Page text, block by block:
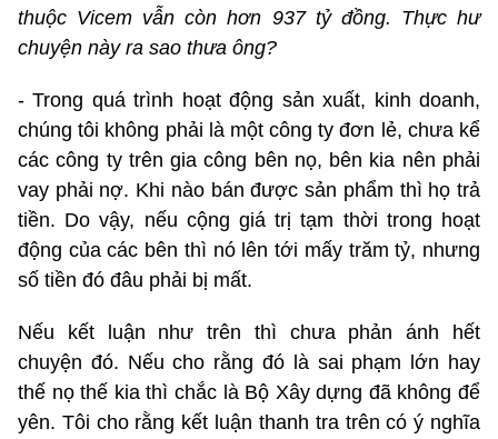
thuộc Vicem vẫn còn hơn 937 tỷ đồng. Thực hư
chuyện này ra sao thưa ông?
- Trong quá trình hoạt động sản xuất, kinh doanh,
chúng tôi không phải là một công ty đơn lẻ, chưa kể
các công ty trên gia công bên nọ, bên kia nên phải
vay phải nợ. Khi nào bán được sản phẩm thì họ trả
tiền. Do vậy, nếu cộng giá trị tạm thời trong hoạt
động của các bên thì nó lên tới mấy trăm tỷ, nhưng
số tiền đó đâu phải bị mất.
Nếu kết luận như trên thì chưa phản ánh hết
chuyện đó. Nếu cho rằng đó là sai phạm lớn hay
thế nọ thế kia thì chắc là Bộ Xây dựng đã không để
yên. Tôi cho rằng kết luận thanh tra trên có ý nghĩa